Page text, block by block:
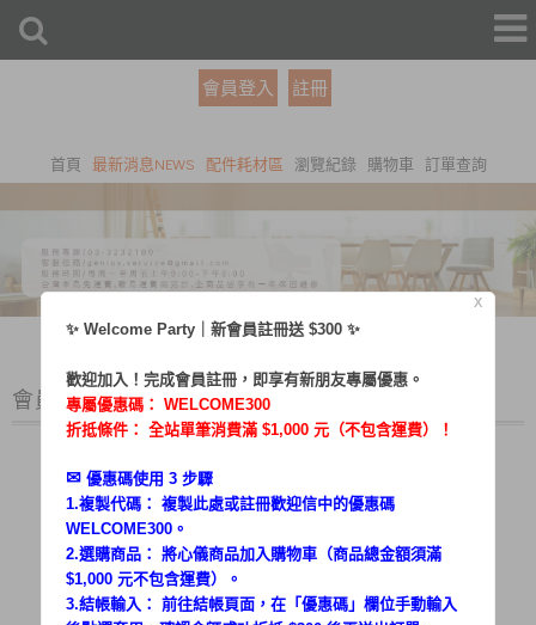
會員登入 註冊
首頁 最新消息NEWS 配件耗材區 瀏覽紀錄 購物車 訂單查詢
會員登入
帳號：
密碼：
X
✨ Welcome Party｜新會員註冊送 $300 ✨
歡迎加入！完成會員註冊，即享有新朋友專屬優惠。
專屬優惠碼： WELCOME300
折抵條件： 全站單筆消費滿 $1,000 元（不包含運費）！
✉︎ 優惠碼使用 3 步驟
1.複製代碼： 複製此處或註冊歡迎信中的優惠碼
WELCOME300。
2.選購商品： 將心儀商品加入購物車（商品總金額須滿
$1,000 元不包含運費）。
3.結帳輸入： 前往結帳頁面，在「優惠碼 」欄位手動輸入